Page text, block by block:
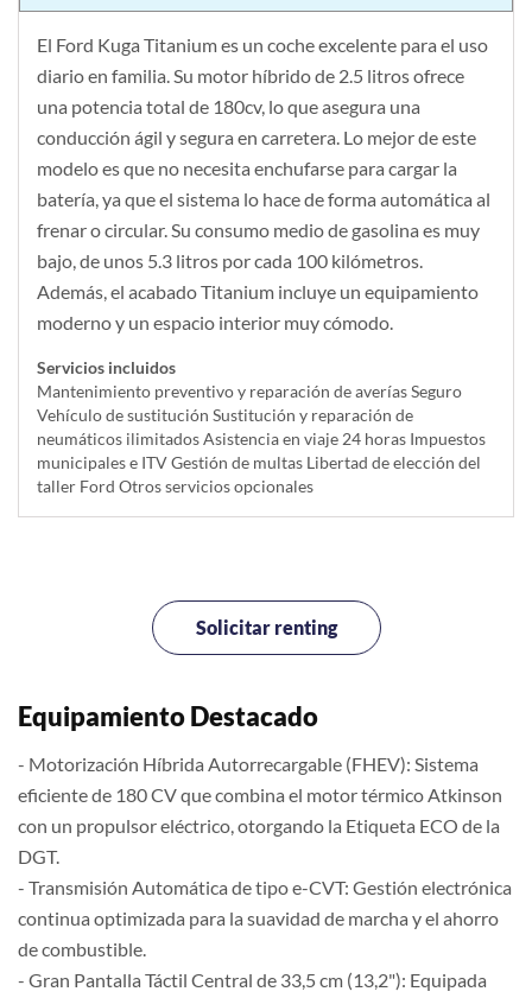
El Ford Kuga Titanium es un coche excelente para el uso
diario en familia. Su motor híbrido de 2.5 litros ofrece
una potencia total de 180cv, lo que asegura una
conducción ágil y segura en carretera. Lo mejor de este
modelo es que no necesita enchufarse para cargar la
batería, ya que el sistema lo hace de forma automática al
frenar o circular. Su consumo medio de gasolina es muy
bajo, de unos 5.3 litros por cada 100 kilómetros.
Además, el acabado Titanium incluye un equipamiento
moderno y un espacio interior muy cómodo.
Servicios incluidos
Mantenimiento preventivo y reparación de averías Seguro
Vehículo de sustitución Sustitución y reparación de
neumáticos ilimitados Asistencia en viaje 24 horas Impuestos
municipales e ITV Gestión de multas Libertad de elección del
taller Ford Otros servicios opcionales
Solicitar renting
Equipamiento Destacado
- Motorización Híbrida Autorrecargable (FHEV): Sistema
eficiente de 180 CV que combina el motor térmico Atkinson
con un propulsor eléctrico, otorgando la Etiqueta ECO de la
DGT.
- Transmisión Automática de tipo e-CVT: Gestión electrónica
continua optimizada para la suavidad de marcha y el ahorro
de combustible.
- Gran Pantalla Táctil Central de 33,5 cm (13,2"): Equipada